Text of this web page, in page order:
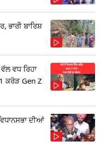
ਭਾਰੀ ਬਾਰਿਸ਼
ਵਧ ਰਿਹਾ
ਕਰੋੜ Gen Z
ਦੀਆਂ